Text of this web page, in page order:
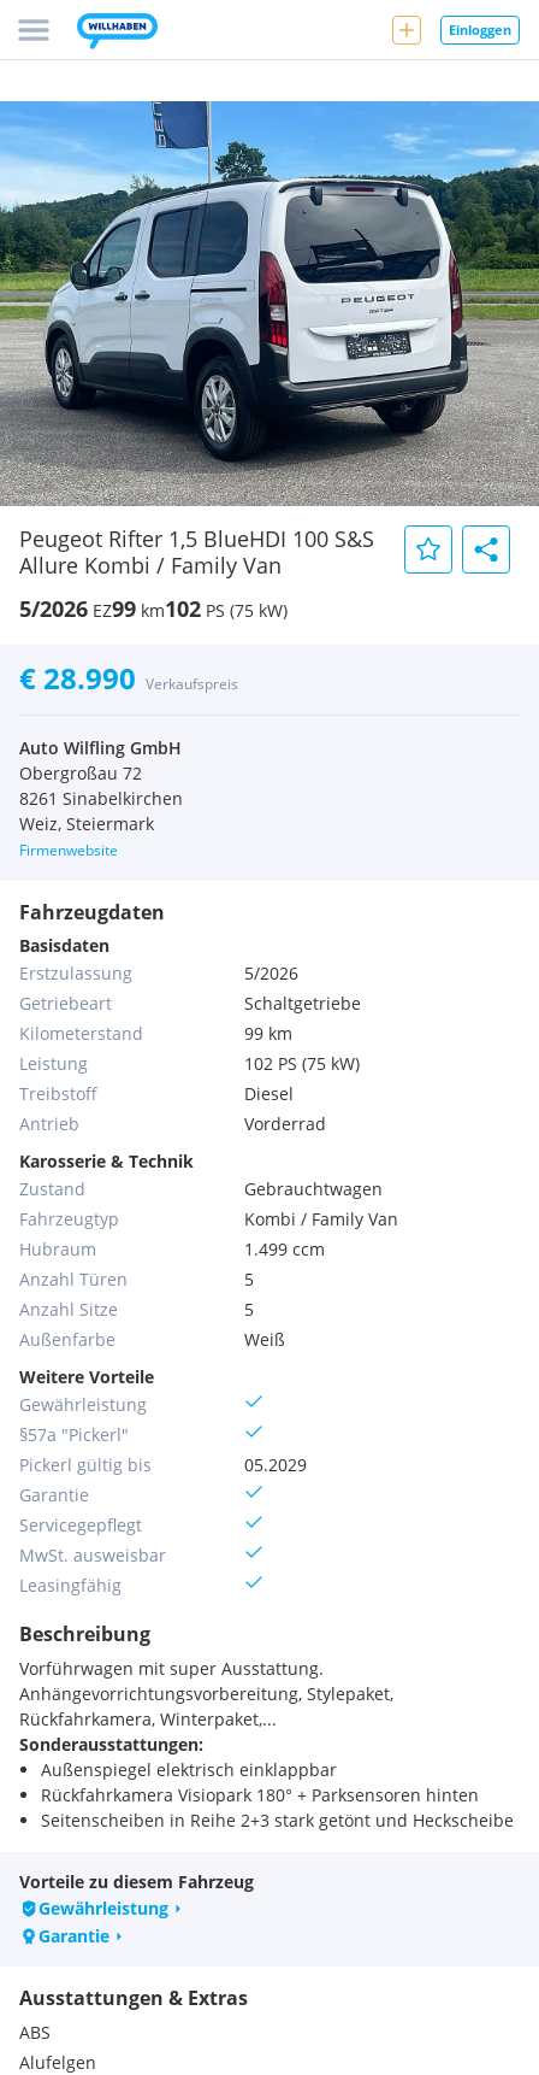
Einloggen
Peugeot Rifter 1,5 BlueHDI 100 S&S
Allure Kombi / Family Van
5/2026 EZ99 km102 PS (75 kW)
€ 28.990 Verkaufspreis
Auto Wilfling GmbH
Obergroßau 72
8261 Sinabelkirchen
Weiz, Steiermark
Firmenwebsite
Fahrzeugdaten
Basisdaten
Erstzulassung
5/2026
Getriebeart
Schaltgetriebe
Kilometerstand
99 km
Leistung
102 PS (75 kW)
Treibstoff
Diesel
Antrieb
Vorderrad
Karosserie & Technik
Zustand
Gebrauchtwagen
Fahrzeugtyp
Kombi / Family Van
Hubraum
1.499 ccm
Anzahl Türen
5
Anzahl Sitze
5
Außenfarbe
Weiß
Weitere Vorteile
Gewährleistung
§57a "Pickerl"
Pickerl gültig bis
05.2029
Garantie
Servicegepflegt
MwSt. ausweisbar
Leasingfähig
Beschreibung
Vorführwagen mit super Ausstattung.
Anhängevorrichtungsvorbereitung, Stylepaket,
Rückfahrkamera, Winterpaket,...
Sonderausstattungen:
Außenspiegel elektrisch einklappbar
Rückfahrkamera Visiopark 180° + Parksensoren hinten
Seitenscheiben in Reihe 2+3 stark getönt und Heckscheibe
Vorteile zu diesem Fahrzeug
Gewährleistung
Garantie
Ausstattungen & Extras
ABS
Alufelgen